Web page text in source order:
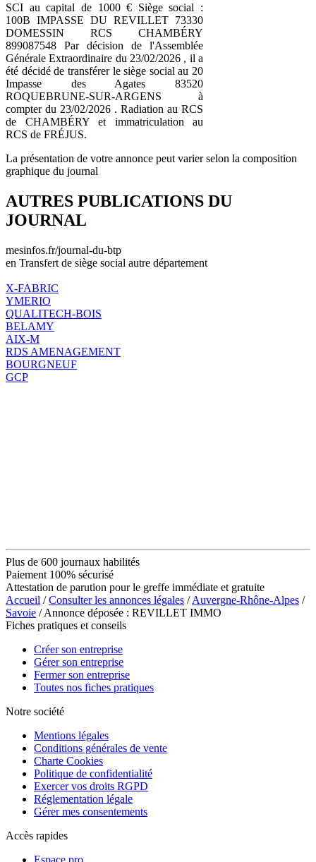
SCI au capital de 1000 € Siège social :
100B IMPASSE DU REVILLET 73330
DOMESSIN RCS CHAMBÉRY
899087548 Par décision de l'Assemblée
Générale Extraordinaire du 23/02/2026 , il a
été décidé de transférer le siège social au 20
Impasse des Agates 83520
ROQUEBRUNE-SUR-ARGENS à
compter du 23/02/2026 . Radiation au RCS
de CHAMBÉRY et immatriculation au
RCS de FRÉJUS.
La présentation de votre annonce peut varier selon la composition
graphique du journal
AUTRES PUBLICATIONS DU
JOURNAL
mesinfos.fr/journal-du-btp
en Transfert de siège social autre département
X-FABRIC
YMERIO
QUALITECH-BOIS
BELAMY
AIX-M
RDS AMENAGEMENT
BOURGNEUF
GCP
Plus de 600 journaux habilités
Paiement 100% sécurisé
Attestation de parution pour le greffe immédiate et gratuite
Accueil /Consulter les annonces légales /Auvergne-Rhône-Alpes /
Savoie / Annonce déposée : REVILLET IMMO
Fiches pratiques et conseils
Créer son entreprise
Gérer son entreprise
Fermer son entreprise
Toutes nos fiches pratiques
Notre société
Mentions légales
Conditions générales de vente
Charte Cookies
Politique de confidentialité
Exercer vos droits RGPD
Réglementation légale
Gérer mes consentements
Accès rapides
Espace pro